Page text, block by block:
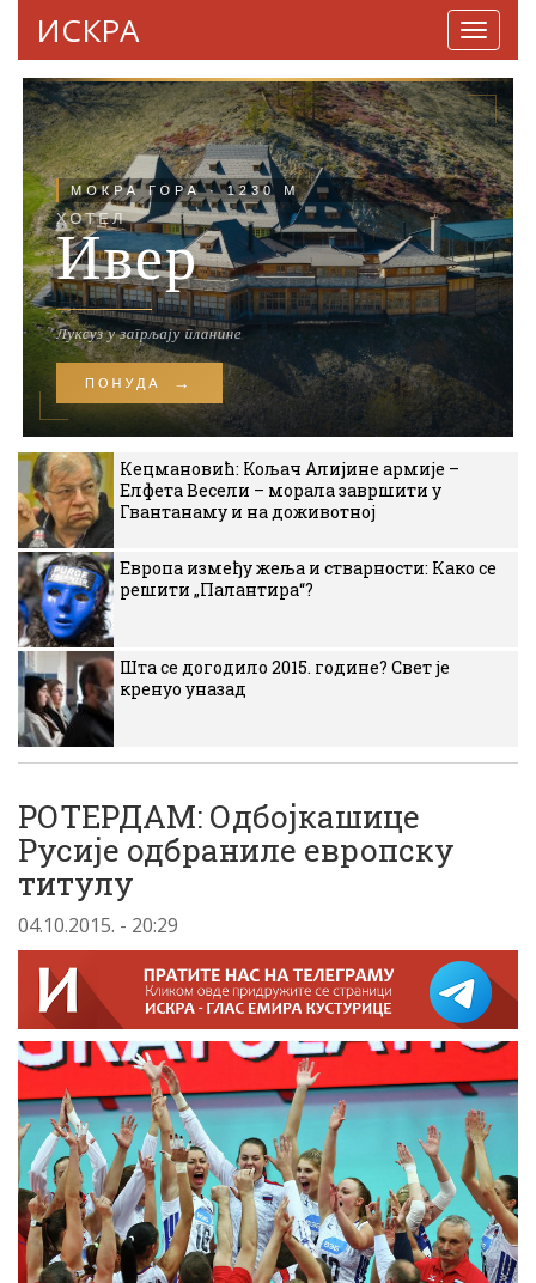
ИСКРА
Кецмановић: Кољач Алијине армије –
Елфета Весели – морала завршити у
Гвантанаму и на доживотној
Европа између жеља и стварности: Како се
решити „Палантира“?
Шта се догодило 2015. године? Свет је
кренуо уназад
РОТЕРДАМ: Одбојкашице
Русије одбраниле европску
титулу
04.10.2015. - 20:29